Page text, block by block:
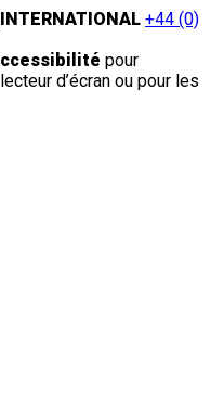
INTERNATIONAL +44 (0)
pour
d’écran ou pour les